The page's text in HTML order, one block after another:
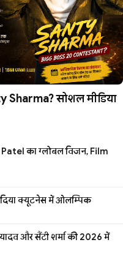
Sharma? सोशल मीडिया
का ग्लोबल विजन, Film
क्यूटनेस में ओलम्पिक
और सैंटी शर्मा की 2026 में